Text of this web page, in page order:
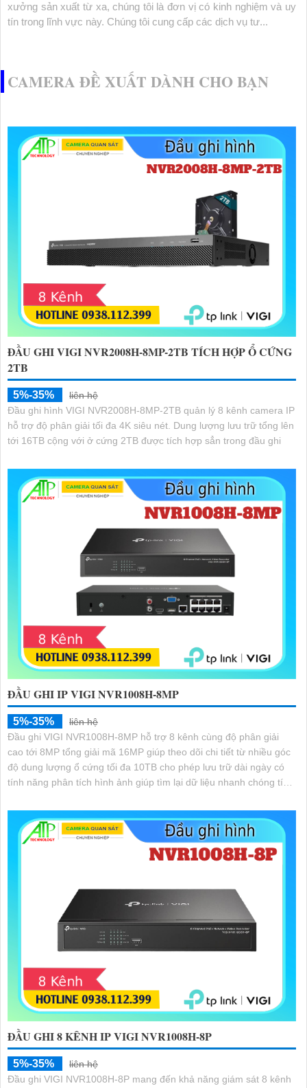
xưởng sản xuất từ xa, chúng tôi là đơn vị có kinh nghiệm và uy
tín trong lĩnh vực này. Chúng tôi cung cấp các dịch vụ tư...
CAMERA ĐỀ XUẤT DÀNH CHO BẠN
ĐẦU GHI VIGI NVR2008H-8MP-2TB TÍCH HỢP Ổ CỨNG
2TB
5%-35%
liên hệ
Đầu ghi hình VIGI NVR2008H-8MP-2TB quản lý 8 kênh camera IP
hỗ trợ độ phân giải tối đa 4K siêu nét. Dung lượng lưu trữ tổng lên
tới 16TB cộng với ở cứng 2TB được tích hợp sẳn trong đầu ghi
ĐẦU GHI IP VIGI NVR1008H-8MP
5%-35%
liên hệ
Đầu ghi VIGI NVR1008H-8MP hỗ trợ 8 kênh cùng độ phân giải
cao tới 8MP tổng giải mã 16MP giúp theo dõi chi tiết từ nhiều góc
độ dung lượng ổ cứng tối đa 10TB cho phép lưu trữ dài ngày có
tính năng phân tích hình ảnh giúp tìm lại dữ liệu nhanh chóng tích
ĐẦU GHI 8 KÊNH IP VIGI NVR1008H-8P
5%-35%
liên hệ
Đầu ghi VIGI NVR1008H-8P mang đến khả năng giám sát 8 kênh